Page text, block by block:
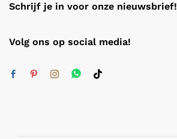
Schrijf je in voor onze nieuwsbrief!
Volg ons op social media!